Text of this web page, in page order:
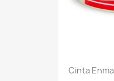
Cinta